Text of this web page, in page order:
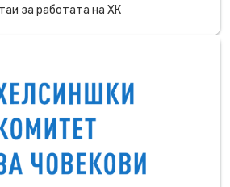
за работата на ХК